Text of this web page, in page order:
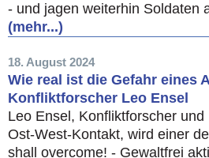
- und jagen weiterhin Soldaten
(mehr...)
18. August 2024
Wie real ist die Gefahr eines
Konfliktforscher Leo Ensel
Leo Ensel, Konfliktforscher
Ost-West-Kontakt, wird einer
shall overcome! - Gewaltfrei